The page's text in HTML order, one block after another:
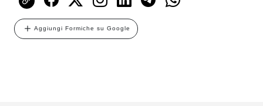
Aggiungi Formiche su Google